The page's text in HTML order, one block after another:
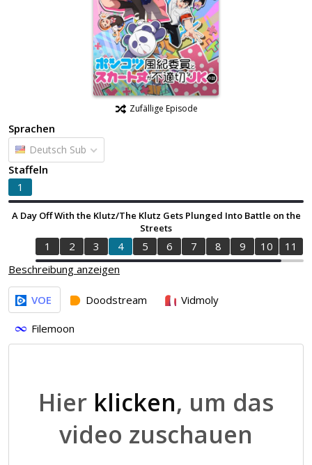
Zufällige Episode
Sprachen
Deutsch Sub
Staffeln
1
A Day Off With the Klutz/The Klutz Gets Plunged Into Battle on the
Streets
1 2 3 4 5 6 7 8 9 10 11
Beschreibung anzeigen
VOE Doodstream Vidmoly
Filemoon
Hier klicken, um das
video zuschauen